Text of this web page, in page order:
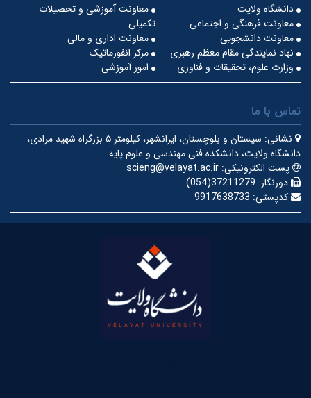
معاونت آموزشی و تحصیلات
تکمیلی
دانشگاه ولایت
معاونت فرهنگی و اجتماعی
معاونت اداری و مالی
معاونت دانشجویی
مرکز انفورماتیک
نهاد نمایندگی مقام معظم رهبری
امور آموزشی
وزارت علوم، تحقیقات و فناوری
تماس با ما
نشانی:
سیستان و بلوچستان، ایرانشهر، کیلومتر ۵ بزرگراه شهید مرادی،
دانشگاه ولایت، دانشکده فنی مهندسی و علوم پایه
پست الکترونیکی: scieng@velayat.ac.ir
دورنگار: 37211279(054)
کدپستی: 9917638733